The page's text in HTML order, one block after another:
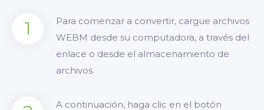
1
Para comenzar a convertir, cargue archivos
WEBM desde su computadora, a través del
enlace o desde el almacenamiento de
archivos.
A continuación, haga clic en el botón